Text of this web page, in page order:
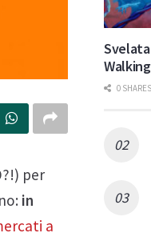
per
in
a
0 SHARES